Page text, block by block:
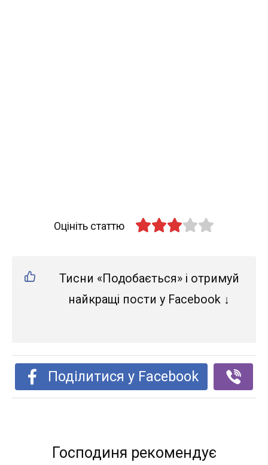
Оцініть статтю
Тисни «Подобається» і отримуй
найкращі пости у Facebook ↓
Поділитися у Facebook
Господиня рекомендує